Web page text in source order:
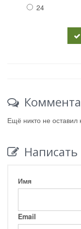
24
Ещё никто не
Имя
Email